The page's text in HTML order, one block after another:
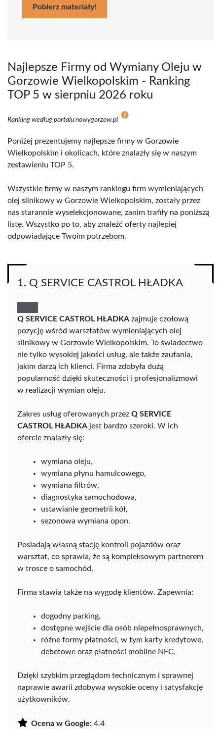
Pobierz materiały!
Najlepsze Firmy od Wymiany Oleju w
Gorzowie Wielkopolskim - Ranking
TOP 5 w sierpniu 2026 roku
Ranking według portalu nowygorzow.pl
Poniżej prezentujemy najlepsze firmy w Gorzowie
Wielkopolskim i okolicach, które znalazły się w naszym
zestawieniu TOP 5.
Wszystkie firmy w naszym rankingu firm wymieniających
olej silnikowy w Gorzowie Wielkopolskim, zostały przez
nas starannie wyselekcjonowane, zanim trafiły na poniższą
listę. Wszystko po to, aby znaleźć oferty najlepiej
odpowiadające Twoim potrzebom.
1. Q SERVICE CASTROL HŁADKA
Q SERVICE CASTROL HŁADKA zajmuje czołową
pozycję wśród warsztatów wymieniających olej
silnikowy w Gorzowie Wielkopolskim. To świadectwo
nie tylko wysokiej jakości usług, ale także zaufania,
jakim darzą ich klienci. Firma zdobyła dużą
popularność dzięki skuteczności i profesjonalizmowi
w realizacji wymian oleju.
Zakres usług oferowanych przez Q SERVICE
CASTROL HŁADKA jest bardzo szeroki. W ich
ofercie znalazły się:
wymiana oleju,
wymiana płynu hamulcowego,
wymiana filtrów,
diagnostyka samochodowa,
ustawianie geometrii kół,
sezonowa wymiana opon.
Posiadają własną stację kontroli pojazdów oraz
warsztat, co sprawia, że są kompleksowym partnerem
w trosce o samochód.
Firma stawia także na wygodę klientów. Zapewnia:
dogodny parking,
dostępne wejście dla osób niepełnosprawnych,
różne formy płatności, w tym karty kredytowe,
debetowe oraz płatności mobilne NFC.
Dzięki szybkim przeglądom technicznym i sprawnej
naprawie awarii zdobywa wysokie oceny i satysfakcję
użytkowników.
Ocena w Google: 4.4